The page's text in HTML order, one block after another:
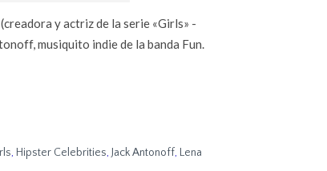
y actriz de la serie «Girls» -
musiquito indie de la banda Fun.
, Hipster Celebrities, Jack Antonoff, Lena